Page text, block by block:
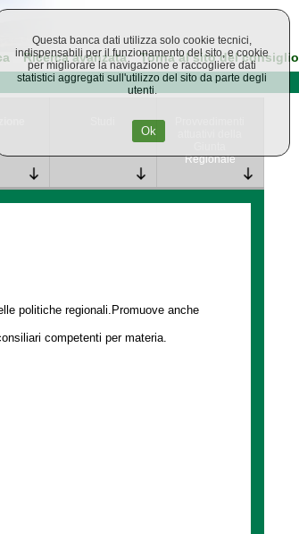
Ricerca avanzata Torna al sito del consiglio
Regionale
politiche regionali.Promuove anche
competenti per materia.
Questa banca dati utilizza solo cookie tecnici,
indispensabili per il funzionamento del sito, e cookie
per migliorare la navigazione e raccogliere dati
statistici aggregati sull'utilizzo del sito da parte degli
utenti.
Ok